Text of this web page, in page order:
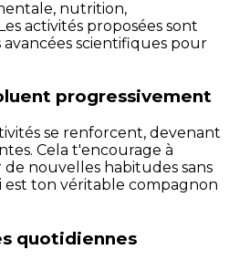
nutrition,
activités proposées sont
avancées scientifiques pour
progressivement
se renforcent, devenant
Cela t'encourage à
nouvelles habitudes sans
est ton véritable compagnon
quotidiennes